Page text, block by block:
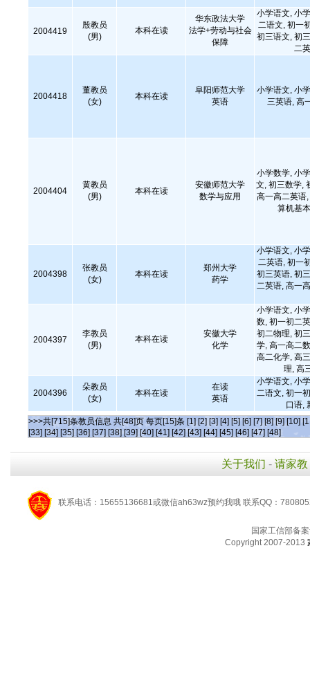
2004419
殷教员
(男)
本科在读
华东政法大学
法学+劳动与社会
保障
小学语文, 小
二语文, 初一
初三语文, 初
二
2004418
董教员
(女)
本科在读
阜阳师范大学
英语
小学语文, 小
三英语, 高
2004404
黄教员
(男)
本科在读
安徽师范大学
数学与应用
小学数学, 小
文, 初三数学,
高一高二英语
算机基
2004398
张教员
(女)
本科在读
郑州大学
药学
小学语文, 小
二英语, 初一
初三英语, 初
二英语, 高一
2004397
李教员
(男)
本科在读
安徽大学
化学
小学语文, 小
数, 初一初二
初二物理, 初
学, 高一高二
高二化学, 高
理, 高
2004396
朵教员
(女)
本科在读
在读
英语
小学语文, 小
二语文, 初一
口语,
>>>共[715]条教员信息 共[48]页 每页[15]条 [1] [2] [3] [4] [5] [6] [7] [8] [9] [10]
[33] [34] [35] [36] [37] [38] [39] [40] [41] [42] [43] [44] [45] [46] [47] [48]
关于我们 - 请家教
联系电话：15655136681或微信ah63wz预约我哦 联系QQ：
国家工信部备
Copyright 2007-2013